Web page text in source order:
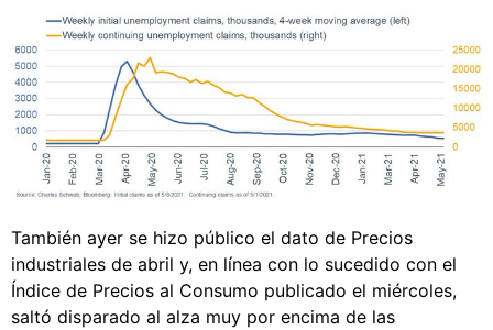
También ayer se hizo público el dato de Precios
industriales de abril y, en línea con lo sucedido con el
Índice de Precios al Consumo publicado el miércoles,
saltó disparado al alza muy por encima de las